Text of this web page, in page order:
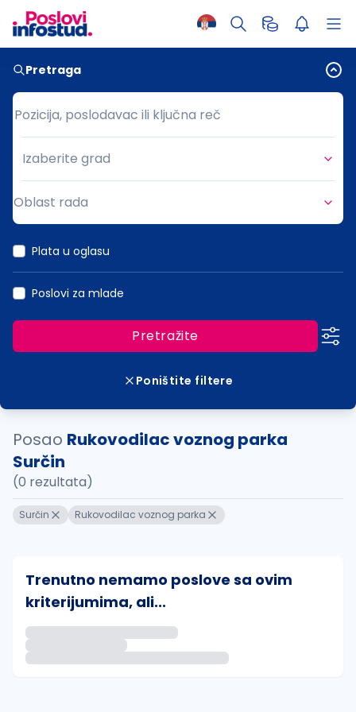
Pretraga
Pozicija, poslodavac ili ključna reč
Pozicija, poslodavac ili ključna reč
Grad
Izaberite grad
Oblast rada
Plata u oglasu
Poslovi za mlade
Pretražite
Poništite filtere
Posao Rukovodilac voznog parka
Surčin
(0 rezultata)
Surčin Rukovodilac voznog parka
Trenutno nemamo poslove sa ovim
kriterijumima, ali...